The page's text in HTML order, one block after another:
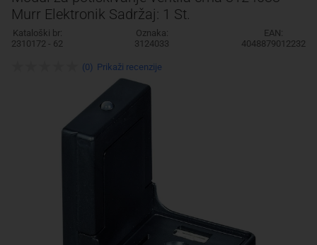
broj,
EAN
ili
Murr Elektronik Sadržaj: 1 St.
Kataloški br:
2310172 - 62
Oznaka:
3124033
EAN:
4048879012232
(0) Prikaži recenzije